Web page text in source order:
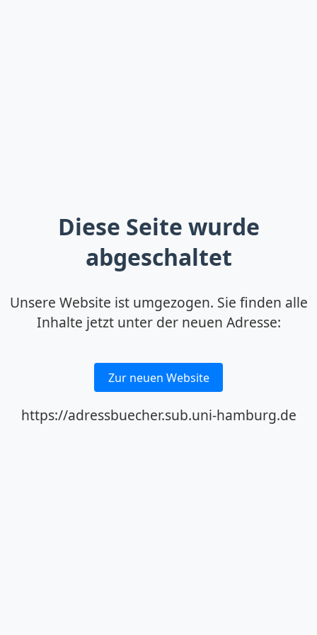
Diese Seite wurde
abgeschaltet
Unsere Website ist umgezogen. Sie finden alle
Inhalte jetzt unter der neuen Adresse:
Zur neuen Website
https://adressbuecher.sub.uni-hamburg.de